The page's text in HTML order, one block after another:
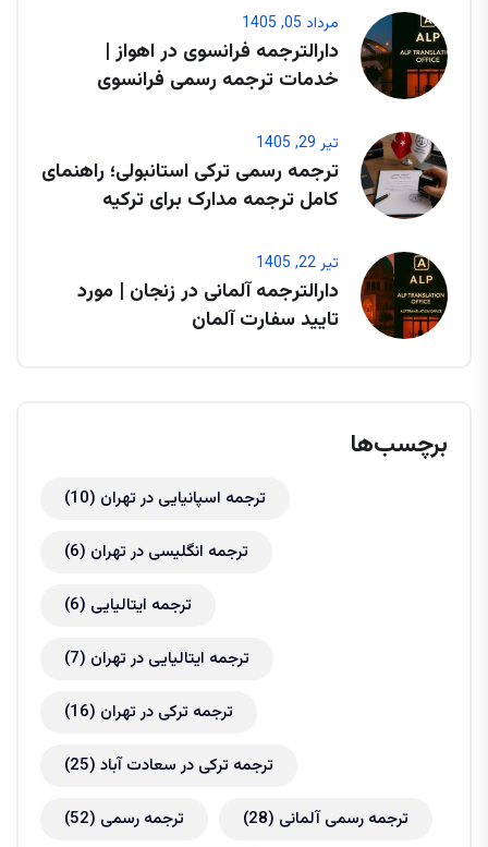
مرداد 05, 1405
دارالترجمه فرانسوی در اهواز |
خدمات ترجمه رسمی فرانسوی
تیر 29, 1405
ترجمه رسمی ترکی استانبولی؛ راهنمای
کامل ترجمه مدارک برای ترکیه
تیر 22, 1405
دارالترجمه آلمانی در زنجان | مورد
تایید سفارت آلمان
برچسب‌ها
ترجمه اسپانیایی در تهران (10)
ترجمه انگلیسی در تهران (6)
ترجمه ایتالیایی (6)
ترجمه ایتالیایی در تهران (7)
ترجمه ترکی در تهران (16)
ترجمه ترکی در سعادت آباد (25)
ترجمه رسمی (52) ترجمه رسمی آلمانی (28)